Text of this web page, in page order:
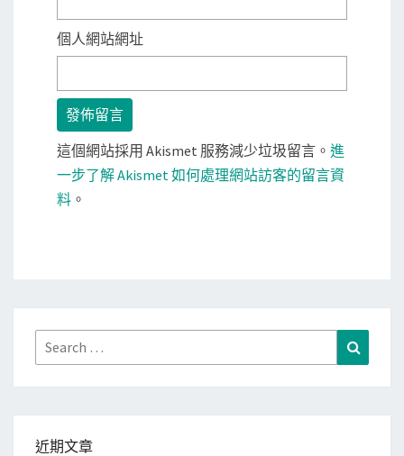
個人網站網址
這個網站採用 Akismet 服務減少垃圾留言。 進
一步了解 Akismet 如何處理網站訪客的留言資
料 。
Search
for:
近期文章